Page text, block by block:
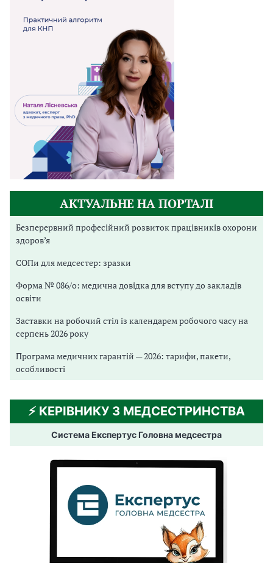
АКТУАЛЬНЕ НА ПОРТАЛІ
Безперервний професійний розвиток працівників охорони
здоров’я
СОПи для медсестер: зразки
Форма № 086/о: медична довідка для вступу до закладів
освіти
Заставки на робочий стіл із календарем робочого часу на
серпень 2026 року
Програма медичних гарантій — 2026: тарифи, пакети,
особливості
⚡️ КЕРІВНИКУ З МЕДСЕСТРИНСТВА
Система Експертус Головна медсестра